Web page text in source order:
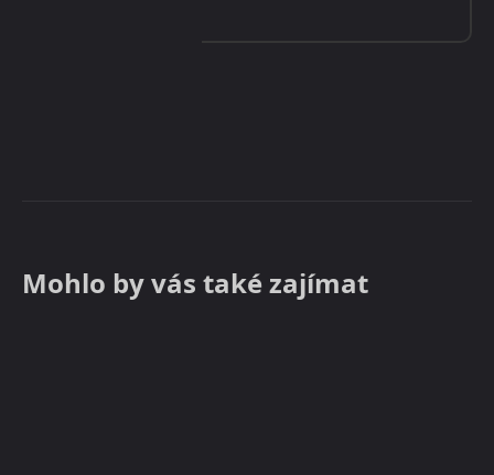
Mohlo by vás také zajímat